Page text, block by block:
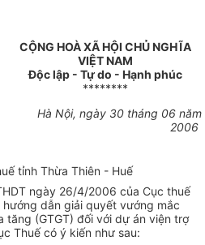
CỘNG HOÀ XÃ HỘI CHỦ NGHĨA
VIỆT NAM
Độc lập - Tự do - Hạnh phúc
********
Hà Nội, ngày 30 tháng 06 năm
2006
tỉnh Thừa Thiên - Huế
ngày 26/4/2006 của Cục thuế
dẫn giải quyết vướng mắc
tăng (GTGT) đối với dự án viện trợ
Thuế có ý kiến như sau: